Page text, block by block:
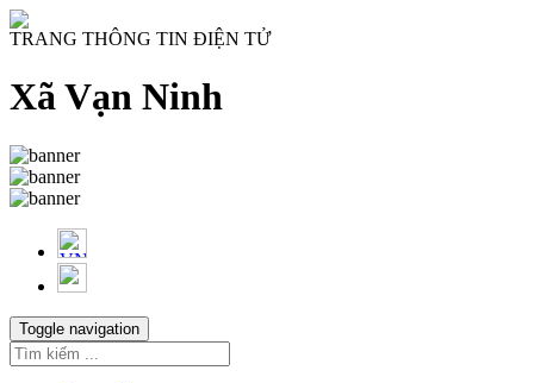
TRANG THÔNG TIN ĐIỆN TỬ
Xã Vạn Ninh
Toggle navigation